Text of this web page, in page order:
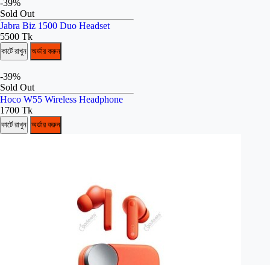
-39%
Sold Out
Jabra Biz 1500 Duo Headset
5500 Tk
কার্টে রাখুন অর্ডার করুন
-39%
Sold Out
Hoco W55 Wireless Headphone
1700 Tk
কার্টে রাখুন অর্ডার করুন